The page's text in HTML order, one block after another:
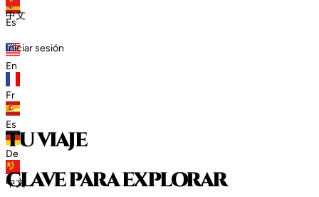
Es
En
Fr
Es
De
中文
中文
Iniciar sesión
tu viaje
clave para explorar